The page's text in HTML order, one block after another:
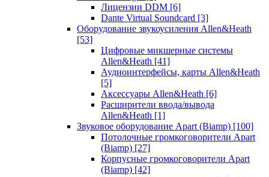
Лицензии DDM [6]
Dante Virtual Soundcard [3]
Оборудование звукоусиления Allen&Heath
[53]
Цифровые микшерные системы
Allen&Heath [41]
Аудиоинтерфейсы, карты Allen&Heath
[5]
Аксессуары Allen&Heath [6]
Расширители ввода/вывода
Allen&Heath [1]
Звуковое оборудование Apart (Biamp) [100]
Потолочные громкоговорители Apart
(Biamp) [27]
Корпусные громкоговорители Apart
(Biamp) [42]